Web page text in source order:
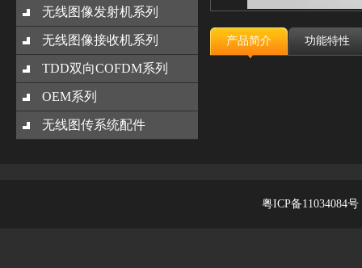
无线图像发射机系列
无线图像接收机系列
TDD双向COFDM系列
OEM系列
无线图传系统配件
产品简介 功能特性
粤ICP备11034084